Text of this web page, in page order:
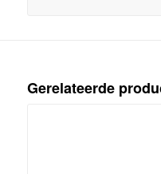
Gerelateerde